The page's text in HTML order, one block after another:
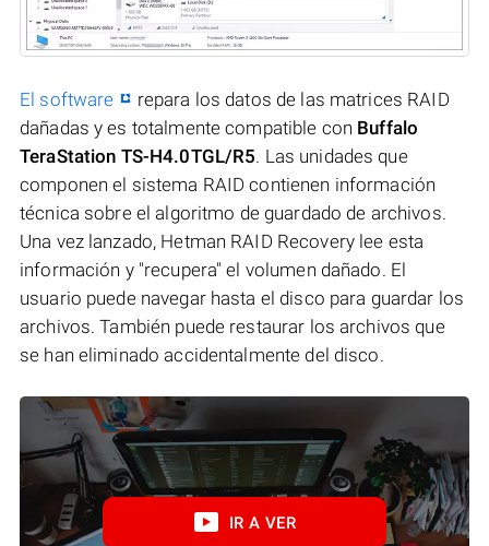
El software
repara los datos de las matrices RAID
dañadas y es totalmente compatible con Buffalo
TeraStation TS-H4.0TGL/R5. Las unidades que
componen el sistema RAID contienen información
técnica sobre el algoritmo de guardado de archivos.
Una vez lanzado, Hetman RAID Recovery lee esta
información y "recupera" el volumen dañado. El
usuario puede navegar hasta el disco para guardar los
archivos. También puede restaurar los archivos que
se han eliminado accidentalmente del disco.
IR A VER